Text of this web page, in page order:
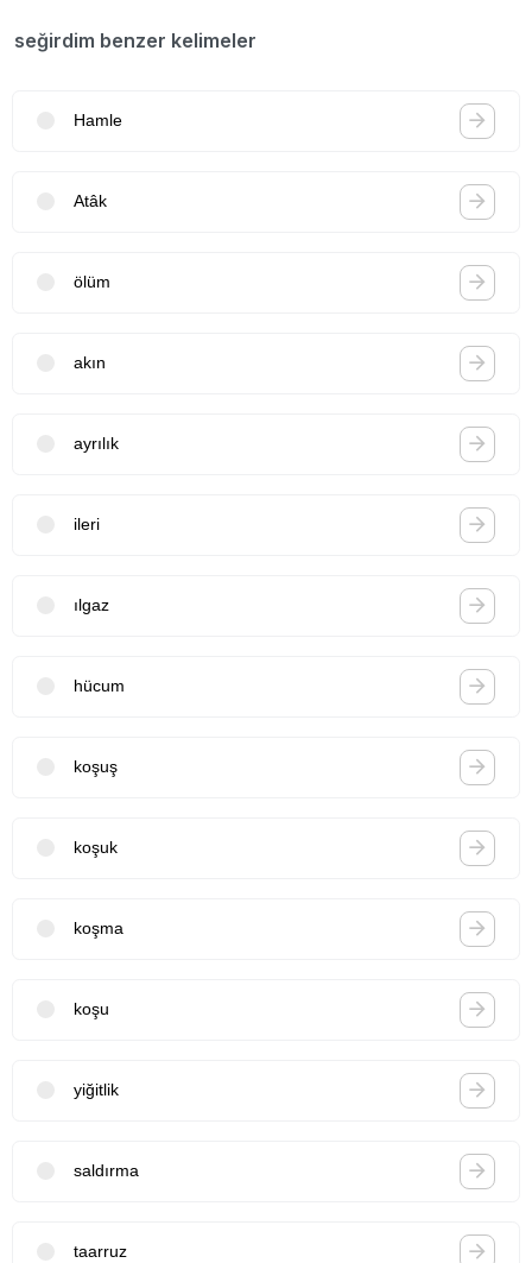
seğirdim benzer kelimeler
Hamle
Atâk
ölüm
akın
ayrılık
ileri
ılgaz
hücum
koşuş
koşuk
koşma
koşu
yiğitlik
saldırma
taarruz